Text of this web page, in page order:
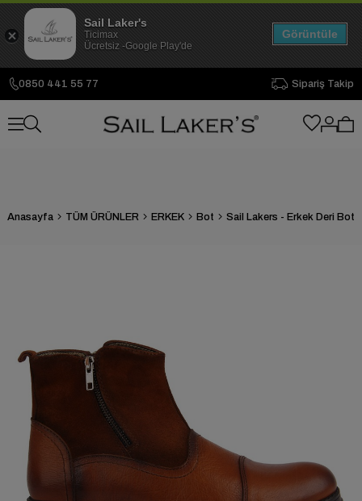
0850 441 55 77 Sipariş Takip
Anasayfa TÜM ÜRÜNLER ERKEK Bot Sail Lakers - Erkek Deri Bot
Sail Laker's
Ticimax
Ücretsiz -Google Play'de
Görüntüle